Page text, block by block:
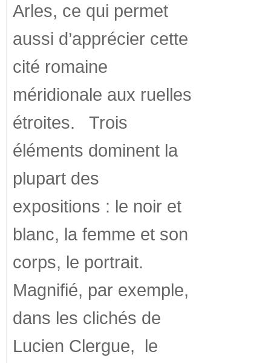
Arles, ce qui permet
aussi d’apprécier cette
cité romaine
méridionale aux ruelles
étroites. Trois
éléments dominent la
plupart des
expositions : le noir et
blanc, la femme et son
corps, le portrait.
Magnifié, par exemple,
dans les clichés de
Lucien Clergue, le